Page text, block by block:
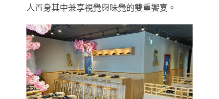
人置身其中兼享視覺與味覺的雙重饗宴。